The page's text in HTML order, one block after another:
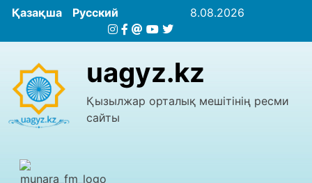
Қазақша Русский 8.08.2026
uagyz.kz
Қызылжар орталық мешітінің ресми
сайты